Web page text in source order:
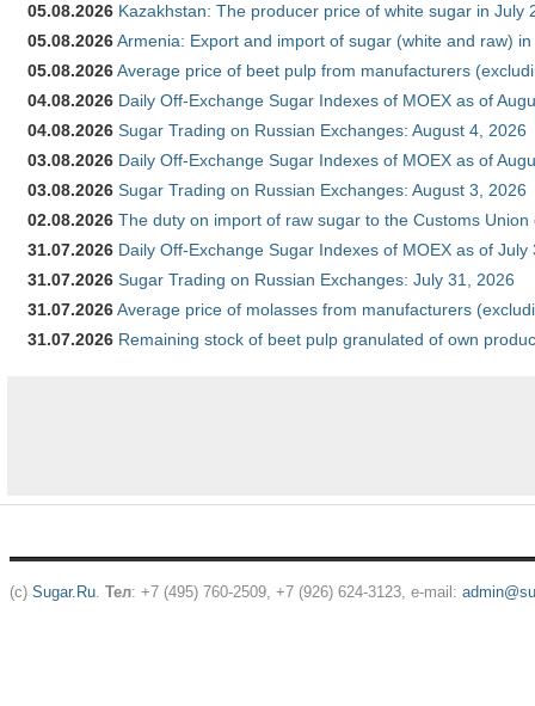
05.08.2026 Kazakhstan: The producer price of white sugar in July
05.08.2026Armenia: Export and import of sugar (white and raw)
05.08.2026Average price of beet pulp from manufacturers
04.08.2026 Daily Off-Exchange Sugar Indexes of MOEX as of
04.08.2026 Sugar Trading on Russian Exchanges: August 4, 2026
03.08.2026 Daily Off-Exchange Sugar Indexes of MOEX as of
03.08.2026 Sugar Trading on Russian Exchanges: August 3, 2026
02.08.2026 The duty on import of raw sugar to the Customs
31.07.2026 Daily Off-Exchange Sugar Indexes of MOEX as of July
31.07.2026 Sugar Trading on Russian Exchanges: July 31, 2026
31.07.2026Average price of molasses from manufacturers
31.07.2026 Remaining stock of beet pulp granulated of own
(c) Sugar.Ru. Тел: +7 (495) 760-2509, +7 (926) 624-3123, e-mail: